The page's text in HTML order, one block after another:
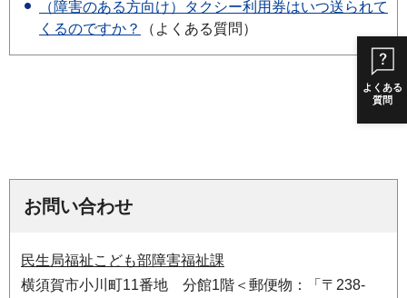
よくある
質問
（障害のある方向け）タクシー利用券はいつ送られて
くるのですか？
（よくある質問）
お問い合わせ
民生局福祉こども部障害福祉課
横須賀市小川町11番地 分館1階＜郵便物：「〒238-